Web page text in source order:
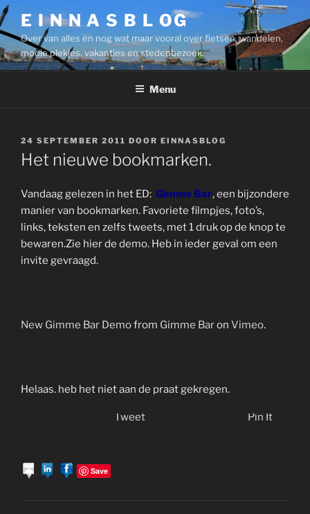
Ga
naar
de
inhoud
E I N N A S B L OG
Over van alles en nog wat maar vooral over fietsen, wandelen,
mooie plekjes, vakanties en stedenbezoek.
Menu
GEPLAATST
OP
24 SEPTEMBER 2011 DOOR EINNASBLOG
Het nieuwe bookmarken.
Vandaag gelezen in het ED: Gimme Bar, een bijzondere
manier van bookmarken. Favoriete filmpjes, foto’s,
links, teksten en zelfs tweets, met 1 druk op de knop te
bewaren.Zie hier de demo. Heb in ieder geval om een
invite gevraagd.
New Gimme Bar Demofrom Gimme Baron Vimeo.
Helaas. heb het niet aan de praat gekregen.
Tweet Pin It
Save